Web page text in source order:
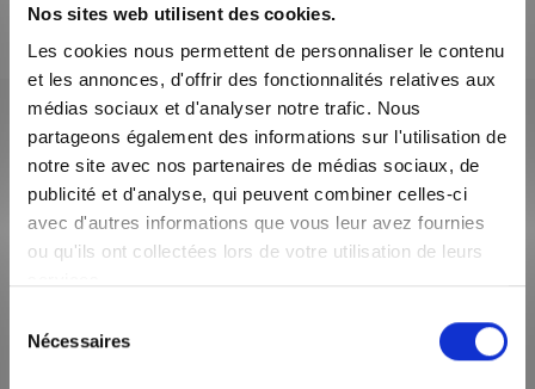
Nos sites web utilisent des cookies.
Les cookies nous permettent de personnaliser le contenu
et les annonces, d'offrir des fonctionnalités relatives aux
médias sociaux et d'analyser notre trafic. Nous
partageons également des informations sur l'utilisation de
notre site avec nos partenaires de médias sociaux, de
publicité et d'analyse, qui peuvent combiner celles-ci
avec d'autres informations que vous leur avez fournies
ou qu'ils ont collectées lors de votre utilisation de leurs
Nécessaires
1 rue Croix Barret, CS 93407 - 69304 Lyon cedex 07